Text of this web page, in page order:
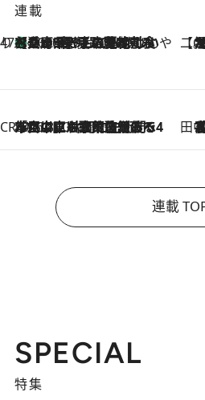
連載
47都道府県の手みやげ ひんやりスイーツで夏を満喫
2026.8.8
【兵庫県】この夏絶対食べたい 冷やしておいしいおやつ3選 淡路島の恵みをジェラートに集約 【 【ト
CREA'S CHOICE
2026.8.7
「立川にも歌舞伎があるんだよ」 片岡仁左衛門・市川中車ら豪華座組みで4年目の立川立飛歌舞伎へ 田「湘南乃風
連載
SPECIAL
特集